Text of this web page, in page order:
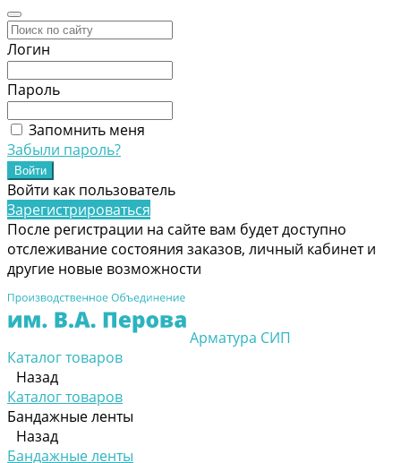
Логин
Пароль
Запомнить меня
Забыли пароль?
Войти как пользователь
Зарегистрироваться
После регистрации на сайте вам будет доступно
отслеживание состояния заказов, личный кабинет и
другие новые возможности
Арматура СИП
Каталог товаров
Назад
Каталог товаров
Бандажные ленты
Назад
Бандажные ленты